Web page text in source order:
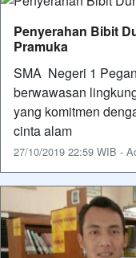
Penyerahan Bibit
Pramuka
SMA Negeri 1
berwawasan
yang komitmen
cinta alam
27/10/2019 22:59 WIB -